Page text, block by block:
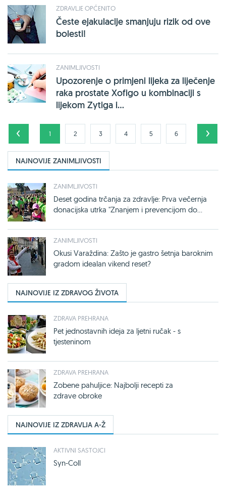
ZDRAVLJE OPĆENITO
Česte ejakulacije smanjuju rizik od ove
bolesti!
ZANIMLJIVOSTI
Upozorenje o primjeni lijeka za liječenje
raka prostate Xofigo u kombinaciji s
lijekom Zytiga i...
1 2 3 4 5 6
NAJNOVIJE ZANIMLJIVOSTI
ZANIMLJIVOSTI
Deset godina trčanja za zdravlje: Prva večernja
donacijska utrka "Znanjem i prevencijom do...
ZANIMLJIVOSTI
Okusi Varaždina: Zašto je gastro šetnja baroknim
gradom idealan vikend reset?
NAJNOVIJE IZ ZDRAVOG ŽIVOTA
ZDRAVA PREHRANA
Pet jednostavnih ideja za ljetni ručak - s
tjesteninom
ZDRAVA PREHRANA
Zobene pahuljice: Najbolji recepti za
zdrave obroke
NAJNOVIJE IZ ZDRAVLJA A-Ž
AKTIVNI SASTOJCI
Syn-Coll